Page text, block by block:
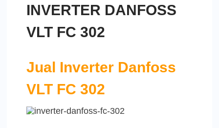
INVERTER DANFOSS
VLT FC 302
Jual Inverter Danfoss
VLT FC 302